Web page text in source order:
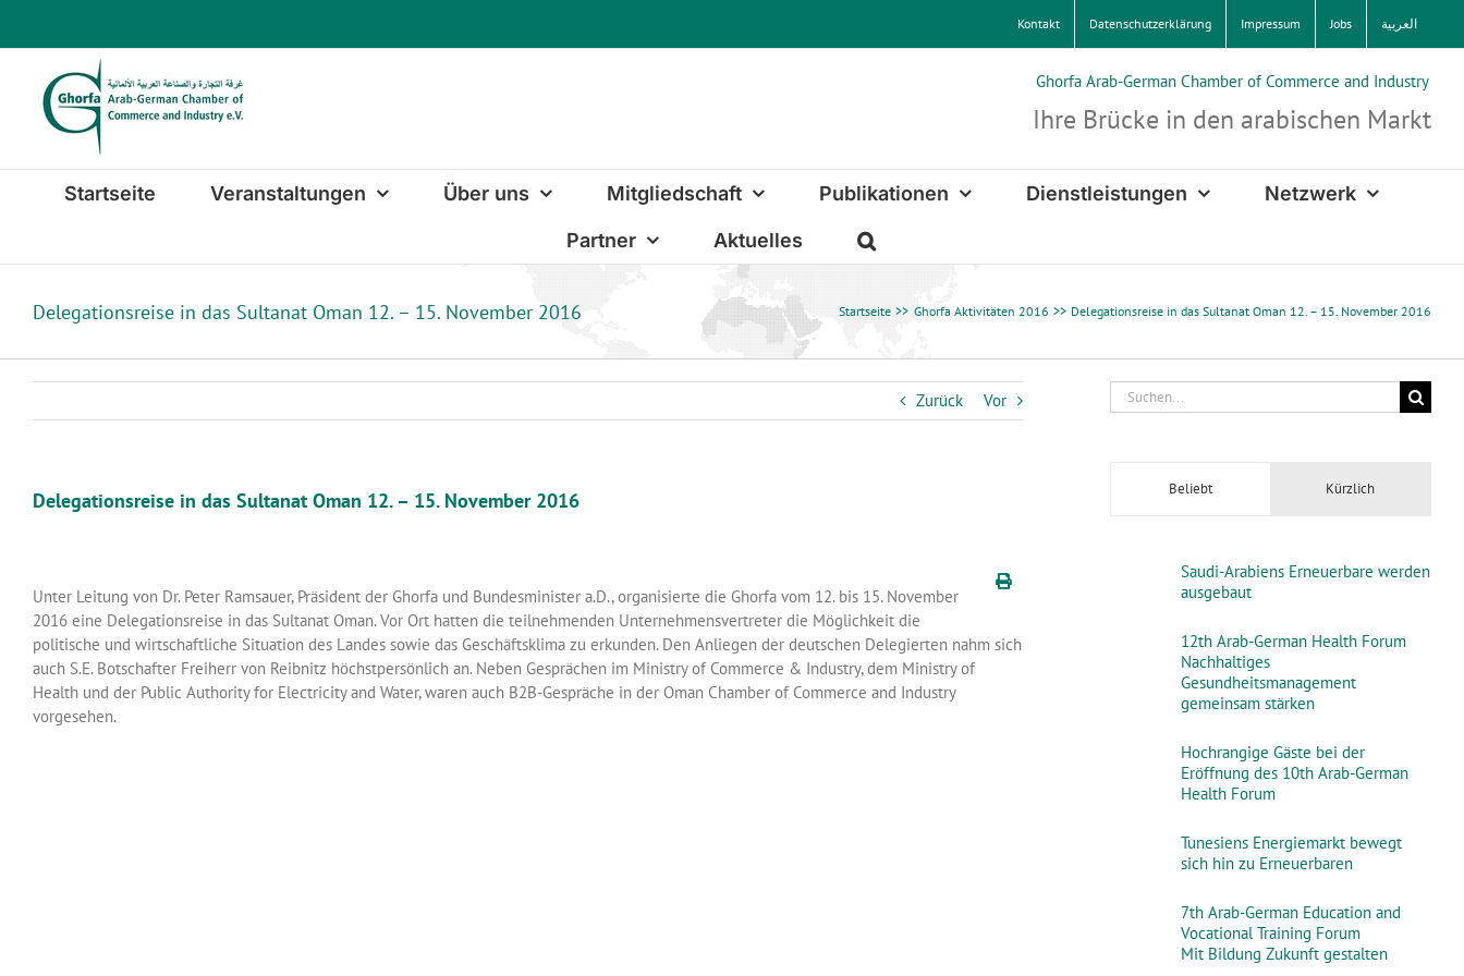
Kontakt Datenschutzerklärung Impressum Jobs العربية
Ghorfa Arab-German Chamber of Commerce and Industry
Ihre Brücke in den arabischen Markt
Startseite Veranstaltungen Über uns Mitgliedschaft Publikationen Dienstleistungen Netzwerk
Partner Aktuelles
Delegationsreise in das Sultanat Oman 12. – 15. November 2016 Startseite Ghorfa Aktivitäten 2016 Delegationsreise in das Sultanat Oman 12. – 15. November 2016
Zurück Vor
Delegationsreise in das Sultanat Oman 12. – 15. November 2016
Unter Leitung von Dr. Peter Ramsauer, Präsident der Ghorfa und Bundesminister a.D., organisierte die Ghorfa vom 12. bis 15. November
2016 eine Delegationsreise in das Sultanat Oman. Vor Ort hatten die teilnehmenden Unternehmensvertreter die Möglichkeit die
politische und wirtschaftliche Situation des Landes sowie das Geschäftsklima zu erkunden. Den Anliegen der deutschen Delegierten nahm sich
auch S.E. Botschafter Freiherr von Reibnitz höchstpersönlich an. Neben Gesprächen im Ministry of Commerce & Industry, dem Ministry of
Health und der Public Authority for Electricity and Water, waren auch B2B-Gespräche in der Oman Chamber of Commerce and Industry
vorgesehen.
Suche
nach:
Beliebt Kürzlich
Saudi-Arabiens Erneuerbare werden
ausgebaut
12th Arab-German Health Forum
Nachhaltiges
Gesundheitsmanagement
gemeinsam stärken
Hochrangige Gäste bei der
Eröffnung des 10th Arab-German
Health Forum
Tunesiens Energiemarkt bewegt
sich hin zu Erneuerbaren
7th Arab-German Education and
Vocational Training Forum
Mit Bildung Zukunft gestalten